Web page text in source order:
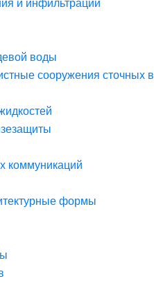
и инфильтрации
воды
сооружения сточных в
коммуникаций
формы